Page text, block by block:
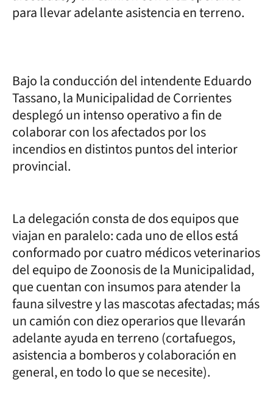
para llevar adelante asistencia en terreno.
Bajo la conducción del intendente Eduardo
Tassano, la Municipalidad de Corrientes
desplegó un intenso operativo a fin de
colaborar con los afectados por los
incendios en distintos puntos del interior
provincial.
La delegación consta de dos equipos que
viajan en paralelo: cada uno de ellos está
conformado por cuatro médicos veterinarios
del equipo de Zoonosis de la Municipalidad,
que cuentan con insumos para atender la
fauna silvestre y las mascotas afectadas; más
un camión con diez operarios que llevarán
adelante ayuda en terreno (cortafuegos,
asistencia a bomberos y colaboración en
general, en todo lo que se necesite).